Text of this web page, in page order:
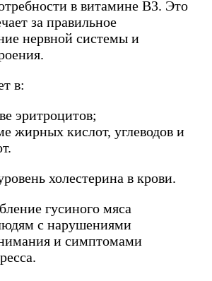
в витамине B3. Это
за правильное
нервной системы и
в:
эритроцитов;
жирных кислот, углеводов и
холестерина в крови.
гусиного мяса
с нарушениями
и симптомами